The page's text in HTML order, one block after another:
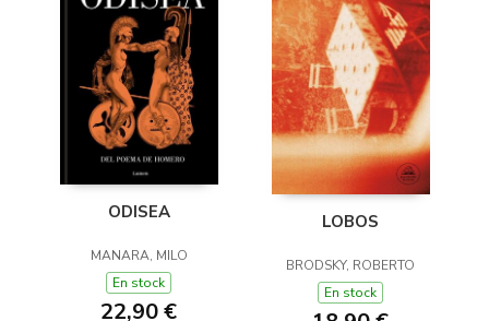
ODISEA
MANARA, MILO
En stock
22,90 €
LOBOS
BRODSKY, ROBERTO
En stock